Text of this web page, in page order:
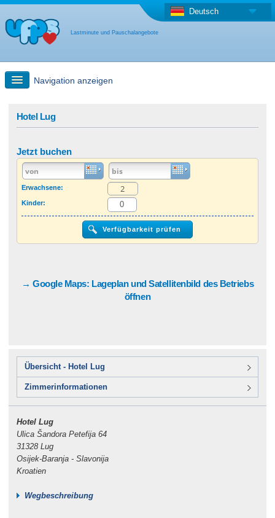
Lastminute und Pauschalangebote
Deutsch
Navigation anzeigen
Last Minute Angebot + Pauschalangebot
Anderes Land
Hotel Lug
Jetzt buchen
Erwachsene:
Kinder:
→ Google Maps: Lageplan und Satellitenbild des Betriebs
öffnen
Übersicht - Hotel Lug
Zimmerinformationen
Hotel Lug
Ulica Šandora Petefija 64
31328 Lug
Osijek-Baranja - Slavonija
Kroatien
Wegbeschreibung